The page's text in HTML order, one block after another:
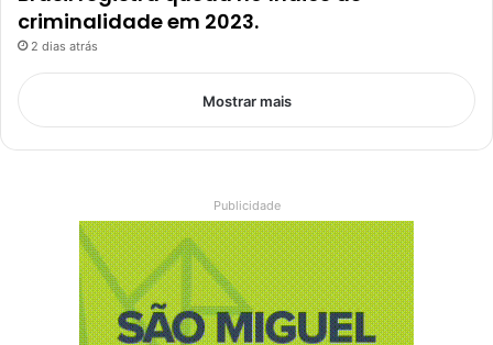
criminalidade em 2023.
2 dias atrás
Mostrar mais
Publicidade